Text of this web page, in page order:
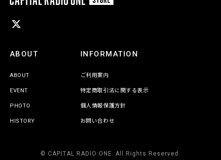
ABOUT
ABOUT
EVENT
PHOTO
HISTORY
INFORMATION
ご利用案内
特定商取引法に関する表示
個人情報保護方針
お問い合わせ
© CAPITAL RADIO ONE. All Rights Reserved.